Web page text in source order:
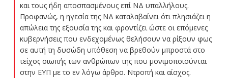
και τους ήδη αποσπασμένους επί ΝΔ υπαλλήλους.
Προφανώς, η ηγεσία της ΝΔ καταλαβαίνει ότι πλησιάζει η
απώλεια της εξουσία της και φροντίζει ώστε οι επόμενες
κυβερνήσεις που ενδεχομένως θελήσουν να ρίξουν φως
σε αυτή τη δυσώδη υπόθεση να βρεθούν μπροστά στο
τείχος σιωπής των ανθρώπων της που μονιμοποιούνται
στην ΕΥΠ με το εν λόγω άρθρο. Ντροπή και αίσχος.